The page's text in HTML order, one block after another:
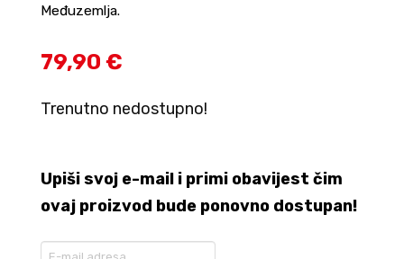
Međuzemlja.
79,90 €
Trenutno nedostupno!
Upiši svoj e-mail i primi obavijest čim
ovaj proizvod bude ponovno dostupan!